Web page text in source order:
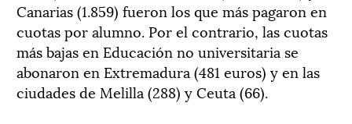
Canarias (1.859) fueron los que más pagaron en
cuotas por alumno. Por el contrario, las cuotas
más bajas en Educación no universitaria se
abonaron en Extremadura (481 euros) y en las
ciudades de Melilla (288) y Ceuta (66).